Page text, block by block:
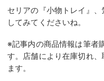
セリアの『小物トレイ』
してみてくださいね。
※記事内の商品情報は筆者
す。店舗により在庫切れ
ます。